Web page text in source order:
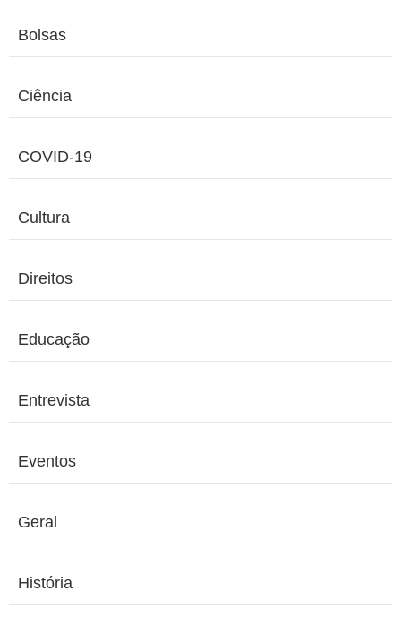
Bolsas
Ciência
COVID-19
Cultura
Direitos
Educação
Entrevista
Eventos
Geral
História